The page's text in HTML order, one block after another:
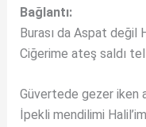
Bağlantı:
Burası da Aspat değil
Ciğerime ateş saldı
Güvertede gezer iken
İpekli mendilimi